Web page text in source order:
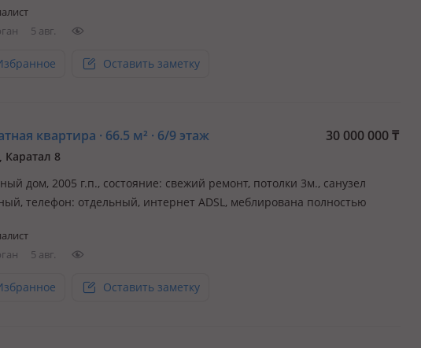
Не общежитие Не в залоге Плюсы: евроремонт — можно заехать без
5 авг.
Оставить заметку
квартира · 66.5 м² · 6/9 этаж 30 000 000₸
Каратал 8
дом, 2005 г.п., состояние: свежий ремонт, потолки 3м., санузел
телефон: отдельный, интернет ADSL, меблирована полностью
5 авг.
Оставить заметку